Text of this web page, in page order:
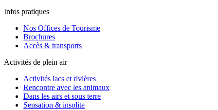
Infos pratiques
Nos Offices de Tourisme
Brochures
Accès & transports
Activités de plein air
Activités lacs et rivières
Rencontre avec les animaux
Dans les airs et sous terre
Sensation & insolite